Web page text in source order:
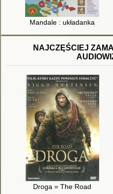
Mandale : układanka
NAJCZĘŚCIEJ
Droga = The Road